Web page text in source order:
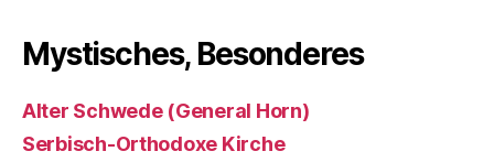
Mystisches, Besonderes
Alter Schwede (General Horn)
Serbisch-Orthodoxe Kirche